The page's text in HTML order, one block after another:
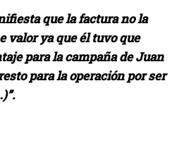
que la factura no la
valor ya que él tuvo que
para la campaña de Juan
para la operación por ser